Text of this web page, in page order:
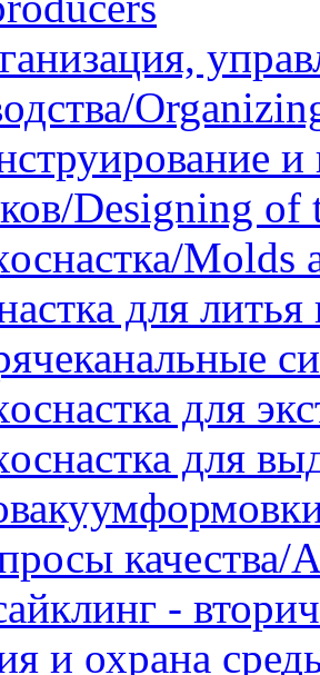
и
Designing of
Molds
для литья
для
для
качества/
-
и охрана